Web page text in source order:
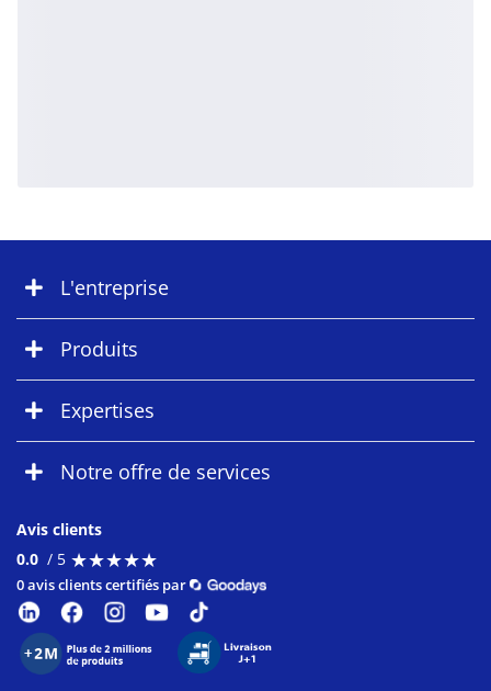
L'entreprise
Produits
Expertises
Notre offre de services
Avis clients
0.0 / 5 ★★★★★
★★★★★
0 avis clients certifiés par